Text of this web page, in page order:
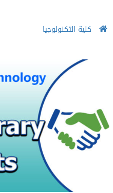
كلية التكنولوجيا